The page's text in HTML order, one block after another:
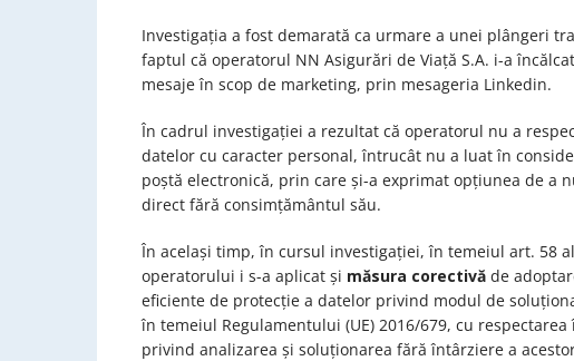
Investigația a fost demarată ca urmare a unei plângeri
faptul că operatorul NN Asigurări de Viață S.A. i-a
mesaje în scop de marketing, prin mesageria Linkedin.
În cadrul investigației a rezultat că operatorul nu a
datelor cu caracter personal, întrucât nu a luat în
poștă electronică, prin care și-a exprimat opțiunea de a
direct fără consimțământul său.
În același timp, în cursul investigației, în temeiul art. 58
operatorului i s-a aplicat și măsura corectivă de
eficiente de protecție a datelor privind modul de
în temeiul Regulamentului (UE) 2016/679, cu
privind analizarea și soluționarea fără întârziere a